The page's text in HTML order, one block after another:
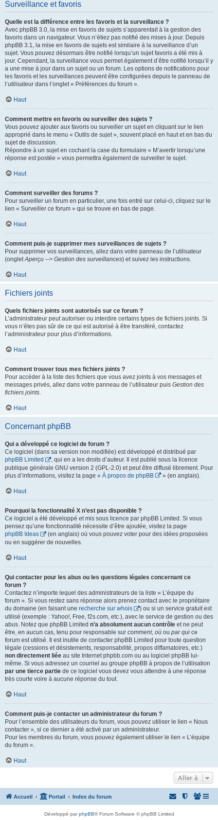
Surveillance et favoris
Quelle est la différence entre les favoris et la surveillance ?
Avec phpBB 3.0, la mise en favoris de sujets s’apparentait à la gestion des
favoris dans un navigateur. Vous n’étiez pas notifié des mises à jour. Depuis
phpBB 3.1, la mise en favoris de sujets est similaire à la surveillance d’un
sujet. Vous pouvez désormais être notifié lorsqu’un sujet favoris a été mis à
jour. Cependant, la surveillance vous permet également d’être notifié lorsqu’il y
a une mise à jour dans un sujet ou un forum. Les options de notifications pour
les favoris et les surveillances peuvent être configurées depuis le panneau de
l’utilisateur dans l’onglet « Préférences du forum ».
Haut
Comment mettre en favoris ou surveiller des sujets ?
Vous pouvez ajouter aux favoris ou surveiller un sujet en cliquant sur le lien
approprié dans le menu « Outils de sujet », souvent placé en haut et en bas du
sujet de discussion.
Répondre à un sujet en cochant la case du formulaire « M’avertir lorsqu’une
réponse est postée » vous permettra également de surveiller le sujet.
Haut
Comment surveiller des forums ?
Pour surveiller un forum en particulier, une fois entré sur celui-ci, cliquez sur le
lien « Surveiller ce forum » qui se trouve en bas de page.
Haut
Comment puis-je supprimer mes surveillances de sujets ?
Pour supprimer vos surveillances, allez dans votre panneau de l’utilisateur
(ongletAperçu --> Gestion des surveillances) et suivez les instructions.
Haut
Fichiers joints
Quels fichiers joints sont autorisés sur ce forum ?
L’administrateur peut autoriser ou interdire certains types de fichiers joints. Si
vous n’êtes pas sûr de ce qui est autorisé à être transféré, contactez
l’administrateur pour plus d’informations.
Haut
Comment trouver tous mes fichiers joints ?
Pour accéder à la liste des fichiers que vous avez joints à vos messages et
messages privés, allez dans votre panneau de l’utilisateur puis Gestion des
fichiers joints.
Haut
Concernant phpBB
Qui a développé ce logiciel de forum ?
Ce logiciel (dans sa version non modifiée) est développé et distribué par
phpBB Limited
, qui en a les droits d’auteur. Il est publié sous la licence
publique générale GNU version 2 (GPL-2.0) et peut être diffusé librement. Pour
plus d’informations, visitez la page « À propos de phpBB » (en anglais).
Haut
Pourquoi la fonctionnalité X n’est pas disponible ?
Ce logiciel a été développé et mis sous licence par phpBB Limited. Si vous
pensez qu’une fonctionnalité nécessite d’être ajoutée, visitez la page
phpBB Ideas
(en anglais) où vous pouvez voter pour des idées proposées
ou en suggérer de nouvelles.
Haut
Qui contacter pour les abus ou les questions légales concernant ce
forum ?
Contactez n’importe lequel des administrateurs de la liste « L’équipe du
forum ». Si vous restez sans réponse alors prenez contact avec le propriétaire
du domaine (en faisant une recherche sur whois
) ou si un service gratuit est
utilisé (exemple : Yahoo!, Free, f2s.com, etc.), avec le service de gestion ou des
abus. Notez que phpBB Limited n’a absolument aucun contrôle et ne peut
être, en aucun cas, tenu pour responsable sur comment, où ou par qui ce
forum est utilisé. Il est inutile de contacter phpBB Limited pour toute question
légale (cessions et désistements, responsabilité, propos diffamatoires, etc.)
non directement liée au site Internet phpbb.com ou au logiciel phpBB lui-
même. Si vous adressez un courriel au groupe phpBB à propos de l’utilisation
par une tierce partie de ce logiciel vous devez vous attendre à une réponse
très courte voire à aucune réponse du tout.
Haut
Comment puis-je contacter un administrateur du forum ?
Pour l’ensemble des utilisateurs du forum, vous pouvez utiliser le lien « Nous
contacter », si ce dernier a été activé par un administrateur.
Pour les membres du forum, vous pouvez également utiliser le lien « L’équipe
du forum ».
Haut
Aller à
Accueil Portail Index du forum
Développé parphpBB® Forum Software © phpBB Limited